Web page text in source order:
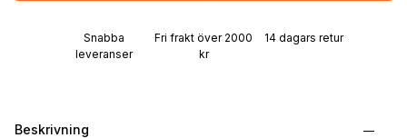
Snabba
leveranser
Fri frakt över 2000
kr
14 dagars retur
Beskrivning